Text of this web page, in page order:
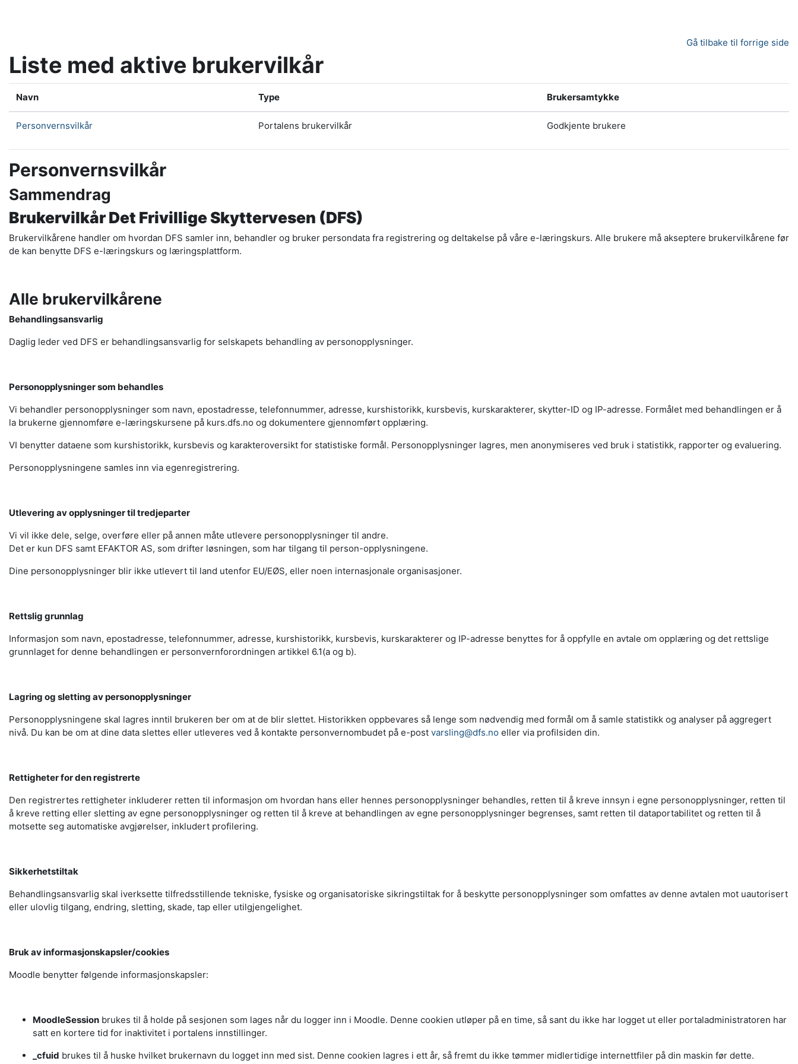
Gå tilbake til forrige side
Liste med aktive brukervilkår
Navn Type Brukersamtykke
Personvernsvilkår Portalens brukervilkår Godkjente brukere
Personvernsvilkår
Sammendrag
Brukervilkår Det Frivillige Skyttervesen (DFS)
Brukervilkårene handler om hvordan DFS samler inn, behandler og bruker persondata fra registrering og deltakelse på våre e-læringskurs. Alle brukere må akseptere brukervilkårene før
de kan benytte DFS e-læringskurs og læringsplattform.
Alle brukervilkårene
Behandlingsansvarlig
Daglig leder ved DFS er behandlingsansvarlig for selskapets behandling av personopplysninger.
Personopplysninger som behandles
Vi behandler personopplysninger som navn, epostadresse, telefonnummer, adresse, kurshistorikk, kursbevis, kurskarakterer, skytter-ID og IP-adresse. Formålet med behandlingen er å
la brukerne gjennomføre e-læringskursene på kurs.dfs.no og dokumentere gjennomført opplæring.
VI benytter dataene som kurshistorikk, kursbevis og karakteroversikt for statistiske formål. Personopplysninger lagres, men anonymiseres ved bruk i statistikk, rapporter og evaluering.
Personopplysningene samles inn via egenregistrering.
Utlevering av opplysninger til tredjeparter
Vi vil ikke dele, selge, overføre eller på annen måte utlevere personopplysninger til andre.
Det er kun DFS samt EFAKTOR AS, som drifter løsningen, som har tilgang til person-opplysningene.
Dine personopplysninger blir ikke utlevert til land utenfor EU/EØS, eller noen internasjonale organisasjoner.
Rettslig grunnlag
Informasjon som navn, epostadresse, telefonnummer, adresse, kurshistorikk, kursbevis, kurskarakterer og IP-adresse benyttes for å oppfylle en avtale om opplæring og det rettslige
grunnlaget for denne behandlingen er personvernforordningen artikkel 6.1(a og b).
Lagring og sletting av personopplysninger
Personopplysningene skal lagres inntil brukeren ber om at de blir slettet. Historikken oppbevares så lenge som nødvendig med formål om å samle statistikk og analyser på aggregert
nivå. Du kan be om at dine data slettes eller utleveres ved å kontakte personvernombudet på e-post varsling@dfs.no eller via profilsiden din.
Rettigheter for den registrerte
Den registrertes rettigheter inkluderer retten til informasjon om hvordan hans eller hennes personopplysninger behandles, retten til å kreve innsyn i egne personopplysninger, retten til
å kreve retting eller sletting av egne personopplysninger og retten til å kreve at behandlingen av egne personopplysninger begrenses, samt retten til dataportabilitet og retten til å
motsette seg automatiske avgjørelser, inkludert profilering.
Sikkerhetstiltak
Behandlingsansvarlig skal iverksette tilfredsstillende tekniske, fysiske og organisatoriske sikringstiltak for å beskytte personopplysninger som omfattes av denne avtalen mot uautorisert
eller ulovlig tilgang, endring, sletting, skade, tap eller utilgjengelighet.
Bruk av informasjonskapsler/cookies
Moodle benytter følgende informasjonskapsler:
MoodleSession brukes til å holde på sesjonen som lages når du logger inn i Moodle. Denne cookien utløper på en time, så sant du ikke har logget ut eller portaladministratoren har
satt en kortere tid for inaktivitet i portalens innstillinger.
_cfuid brukes til å huske hvilket brukernavn du logget inn med sist. Denne cookien lagres i ett år, så fremt du ikke tømmer midlertidige internettfiler på din maskin før dette.